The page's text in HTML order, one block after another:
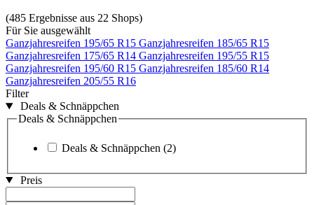
(485 Ergebnisse aus 22 Shops)
Für Sie ausgewählt
Ganzjahresreifen 195/65 R15 Ganzjahresreifen 185/65 R15
Ganzjahresreifen 175/65 R14 Ganzjahresreifen 195/55 R15
Ganzjahresreifen 195/60 R15 Ganzjahresreifen 185/60 R14
Ganzjahresreifen 205/55 R16
Filter
Deals & Schnäppchen
Deals & Schnäppchen
Deals & Schnäppchen (2)
Preis